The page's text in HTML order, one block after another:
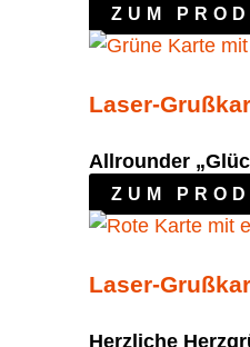
ZUM
Laser-
Allrounder
ZUM
Laser-
Herzliche